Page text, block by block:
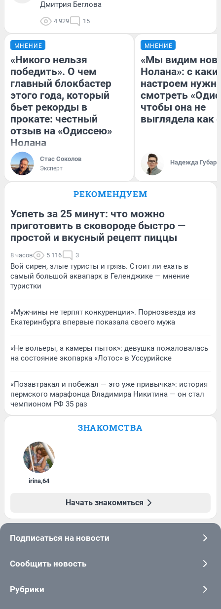
Дмитрия Беглова
4 929 15
МНЕНИЕ
«Никого нельзя
победить». О чем
главный блокбастер
этого года, который
бьет рекорды в
прокате: честный
отзыв на «Одиссею»
Нолана
Стас Соколов
Эксперт
МНЕНИЕ
«Мы видим
Нолана»: с
настроем
смотреть
чтобы она не
выглядела как
Надежда Губарь
РЕКОМЕНДУЕМ
Успеть за 25 минут: что можно
приготовить в сковороде быстро —
простой и вкусный рецепт пиццы
8 часов 5 116 3
Вой сирен, злые туристы и грязь. Стоит ли ехать в
самый большой аквапарк в Геленджике — мнение
туристки
«Мужчины не терпят конкуренции». Порнозвезда из
Екатеринбурга впервые показала своего мужа
«Не вольеры, а камеры пыток»: девушка пожаловалась
на состояние экопарка «Лотос» в Уссурийске
«Позавтракал и побежал — это уже привычка»: история
пермского марафонца Владимира Никитина — он стал
чемпионом РФ 35 раз
ЗНАКОМСТВА
irina,64
Начать знакомиться
Подписаться на новости
Сообщить новость
Рубрики